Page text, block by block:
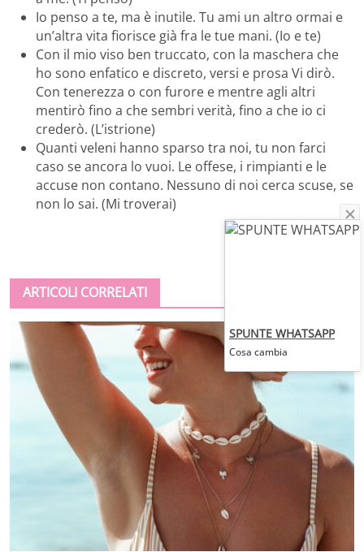
Io penso a te, ma è inutile. Tu ami un altro ormai e
un’altra vita fiorisce già fra le tue mani. (Io e te)
Con il mio viso ben truccato, con la maschera che
ho sono enfatico e discreto, versi e prosa Vi dirò.
Con tenerezza o con furore e mentre agli altri
mentirò fino a che sembri verità, fino a che io ci
crederò. (L’istrione)
Quanti veleni hanno sparso tra noi, tu non farci
caso se ancora lo vuoi. Le offese, i rimpianti e le
accuse non contano. Nessuno di noi cerca scuse, se
non lo sai. (Mi troverai)
ARTICOLI CORRELATI
SPUNTE WHATSAPP
Cosa cambia